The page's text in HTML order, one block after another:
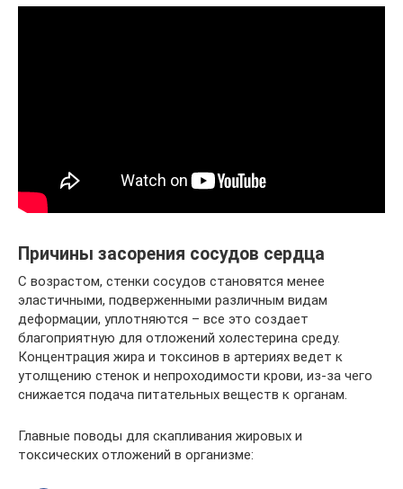
Причины засорения сосудов сердца
С возрастом, стенки сосудов становятся менее
эластичными, подверженными различным видам
деформации, уплотняются – все это создает
благоприятную для отложений холестерина среду.
Концентрация жира и токсинов в артериях ведет к
утолщению стенок и непроходимости крови, из-за чего
снижается подача питательных веществ к органам.
Главные поводы для скапливания жировых и
токсических отложений в организме: